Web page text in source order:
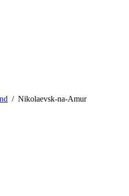
/ Nikolaevsk-na-Amur